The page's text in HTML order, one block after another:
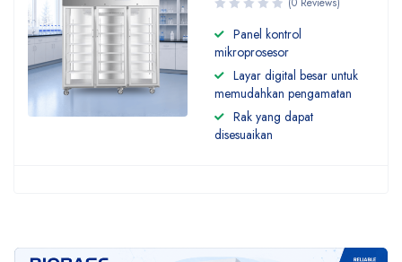
Panel kontrol
mikroprosesor
Layar digital besar untuk
memudahkan pengamatan
Rak yang dapat
disesuaikan